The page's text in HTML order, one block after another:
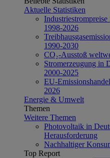
Aktuelle Statistiken
1998-2026
1990-2030
CO₂-Ausstoß
Stromerzeugung in
2000-2025
EU-
2026
Energie & Umwelt
Themen
Weitere Themen
Photovoltaik in
Herausforderung
Nachhaltiger
Top Report